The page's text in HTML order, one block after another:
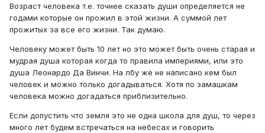
Возраст человека т.е. точнее сказать души определяется не
годами которые он прожил в этой жизни. А суммой лет
прожитых за все его жизни. Так думаю.
Человеку может быть 10 лет но это может быть очень старая и
мудрая душа которая когда то правила империями, или это
душа Леонардо Да Винчи. На лбу же не написано кем был
человек и можно только догадываться. Хотя по замашкам
человека можно догадаться приблизительно.
Если допустить что земля это не одна школа для душ, то через
много лет будем встречаться на небесах и говорить